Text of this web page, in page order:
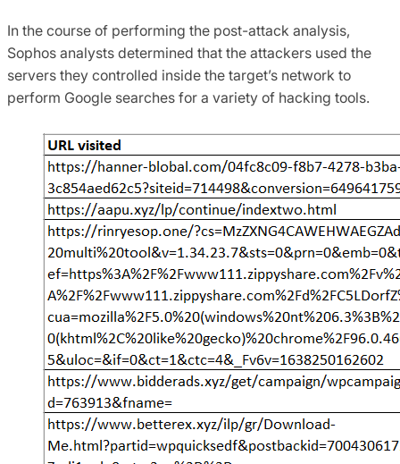
In the course of performing the post-attack analysis,
Sophos analysts determined that the attackers used the
servers they controlled inside the target’s network to
perform Google searches for a variety of hacking tools.